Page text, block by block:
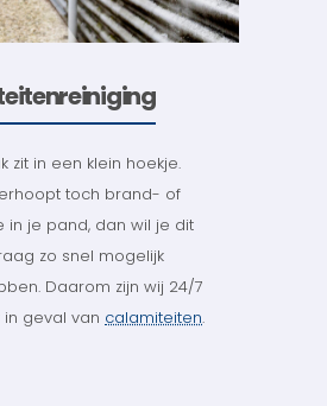
zit in een klein hoekje.
toch brand- of
in je pand, dan wil je dit
zo snel mogelijk
Daarom zijn wij 24/7
geval van calamiteiten.